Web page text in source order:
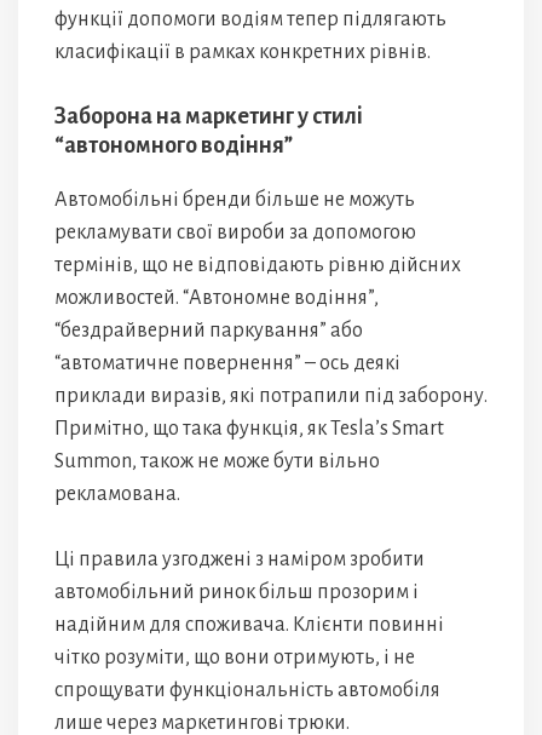
функції допомоги водіям тепер підлягають
класифікації в рамках конкретних рівнів.
Заборона на маркетинг у стилі
“автономного водіння”
Автомобільні бренди більше не можуть
рекламувати свої вироби за допомогою
термінів, що не відповідають рівню дійсних
можливостей. “Автономне водіння”,
“бездрайверний паркування” або
“автоматичне повернення” – ось деякі
приклади виразів, які потрапили під заборону.
Примітно, що така функція, як Tesla’s Smart
Summon, також не може бути вільно
рекламована.
Ці правила узгоджені з наміром зробити
автомобільний ринок більш прозорим і
надійним для споживача. Клієнти повинні
чітко розуміти, що вони отримують, і не
спрощувати функціональність автомобіля
лише через маркетингові трюки.